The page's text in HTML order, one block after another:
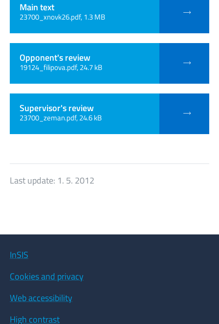
Main text
23700_xnovk26.pdf, 1.3 MB
Opponent's review
19124_filipova.pdf, 24.7 kB
Supervisor's review
23700_zeman.pdf, 24.6 kB
Last update: 1. 5. 2012
InSIS
Cookies and privacy
Web accessibility
High contrast